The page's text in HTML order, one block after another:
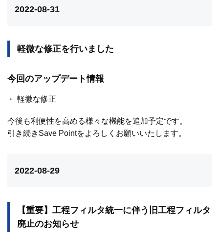
2022-08-31
軽微な修正を行いました
今回のアップデート情報
軽微な修正
今後も利便性を高める様々な機能を追加予定です。
引き続きSave Pointをよろしくお願いいたします。
2022-08-29
【重要】工程フィルタ統一に伴う旧工程フィルタ
廃止のお知らせ